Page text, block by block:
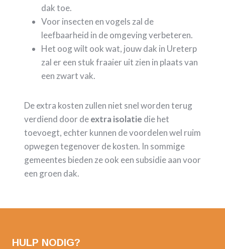
dak toe.
Voor insecten en vogels zal de
leefbaarheid in de omgeving verbeteren.
Het oog wilt ook wat, jouw dak in Ureterp
zal er een stuk fraaier uit zien in plaats van
een zwart vak.
De extra kosten zullen niet snel worden terug
verdiend door deextra isolatie die het
toevoegt, echter kunnen de voordelen wel ruim
opwegen tegenover de kosten. In sommige
gemeentes bieden ze ook een subsidie aan voor
een groen dak.
HULP NODIG?